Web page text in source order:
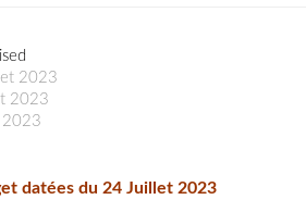
2023
2023
2023
datées du 24 Juillet 2023